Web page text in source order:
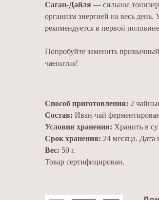
Саган-Дайля — сильное
организм энергией на весь
рекомендуется в первой
Попробуйте заменить
чаепития!
Способ приготовления: 2
Состав: Иван-чай
Условия хранения: Хранить в
Срок хранения: 24 месяца. Дата
Вес: 50 г.
Товар сертифицирован.